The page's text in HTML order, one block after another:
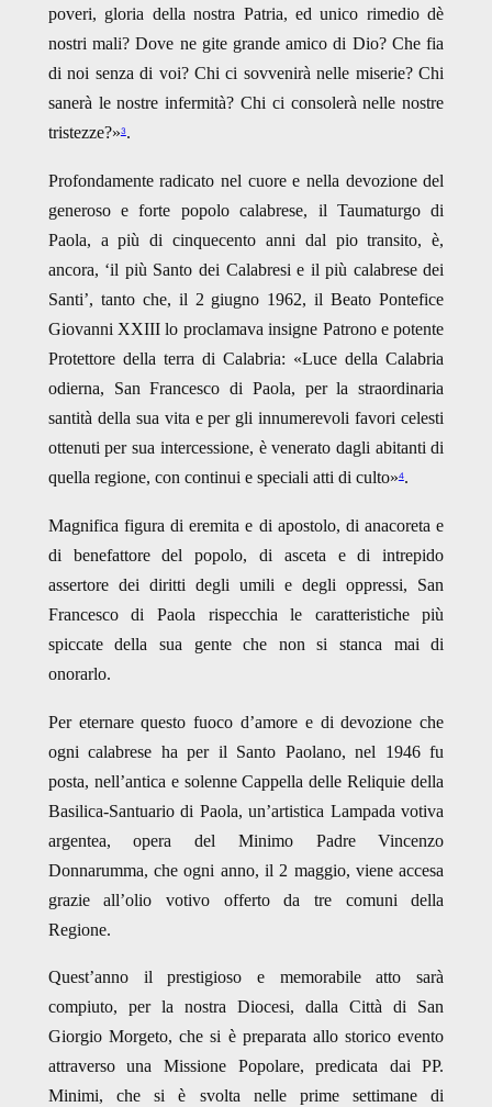
poveri, gloria della nostra Patria, ed unico rimedio dè
nostri mali? Dove ne gite grande amico di Dio? Che fia
di noi senza di voi? Chi ci sovvenirà nelle miserie? Chi
sanerà le nostre infermità? Chi ci consolerà nelle nostre
tristezze?»3.
Profondamente radicato nel cuore e nella devozione del
generoso e forte popolo calabrese, il Taumaturgo di
Paola, a più di cinquecento anni dal pio transito, è,
ancora, ‘il più Santo dei Calabresi e il più calabrese dei
Santi’, tanto che, il 2 giugno 1962, il Beato Pontefice
Giovanni XXIII lo proclamava insigne Patrono e potente
Protettore della terra di Calabria: «Luce della Calabria
odierna, San Francesco di Paola, per la straordinaria
santità della sua vita e per gli innumerevoli favori celesti
ottenuti per sua intercessione, è venerato dagli abitanti di
quella regione, con continui e speciali atti di culto»4.
Magnifica figura di eremita e di apostolo, di anacoreta e
di benefattore del popolo, di asceta e di intrepido
assertore dei diritti degli umili e degli oppressi, San
Francesco di Paola rispecchia le caratteristiche più
spiccate della sua gente che non si stanca mai di
onorarlo.
Per eternare questo fuoco d’amore e di devozione che
ogni calabrese ha per il Santo Paolano, nel 1946 fu
posta, nell’antica e solenne Cappella delle Reliquie della
Basilica-Santuario di Paola, un’artistica Lampada votiva
argentea, opera del Minimo Padre Vincenzo
Donnarumma, che ogni anno, il 2 maggio, viene accesa
grazie all’olio votivo offerto da tre comuni della
Regione.
Quest’anno il prestigioso e memorabile atto sarà
compiuto, per la nostra Diocesi, dalla Città di San
Giorgio Morgeto, che si è preparata allo storico evento
attraverso una Missione Popolare, predicata dai PP.
Minimi, che si è svolta nelle prime settimane di